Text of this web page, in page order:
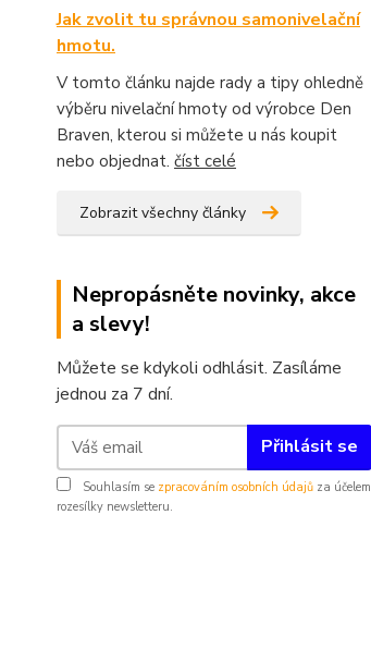
Jak zvolit tu správnou samonivelační
hmotu.
V tomto článku najde rady a tipy ohledně
výběru nivelační hmoty od výrobce Den
Braven, kterou si můžete u nás koupit
nebo objednat. číst celé
Zobrazit všechny články
Nepropásněte novinky, akce
a slevy!
Můžete se kdykoli odhlásit. Zasíláme
jednou za 7 dní.
Přihlásit se
Souhlasím se zpracováním osobních údajů za účelem
rozesílky newsletteru.